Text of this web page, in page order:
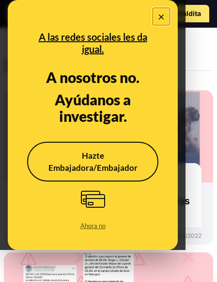
×
A las redes sociales les da
igual.
A nosotros no.
Ayúdanos a
investigar.
Hazte
Embajadora/Embajador
Ahora no
Hazte Maldita
No, este vídeo no muestra la
explosión del crucero de misiles
ruso Moskva: es de unas maniobras
19/04/2022